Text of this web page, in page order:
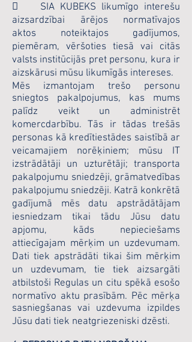
 SIA KUBEKS likumīgo interešu
aizsardzībai ārējos normatīvajos
aktos noteiktajos gadījumos,
piemēram, vēršoties tiesā vai citās
valsts institūcijās pret personu, kura ir
aizskārusi mūsu likumīgās intereses.
Mēs izmantojam trešo personu
sniegtos pakalpojumus, kas mums
palīdz veikt un administrēt
komercdarbību. Tās ir tādas trešās
personas kā kredītiestādes saistībā ar
veicamajiem norēķiniem; mūsu IT
izstrādātāji un uzturētāji; transporta
pakalpojumu sniedzēji, grāmatvedības
pakalpojumu sniedzēji. Katrā konkrētā
gadījumā mēs datu apstrādātājam
iesniedzam tikai tādu Jūsu datu
apjomu, kāds nepieciešams
attiecīgajam mērķim un uzdevumam.
Dati tiek apstrādāti tikai šim mērķim
un uzdevumam, tie tiek aizsargāti
atbilstoši Regulas un citu spēkā esošo
normatīvo aktu prasībām. Pēc mērķa
sasniegšanas vai uzdevuma izpildes
Jūsu dati tiek neatgriezeniski dzēsti.